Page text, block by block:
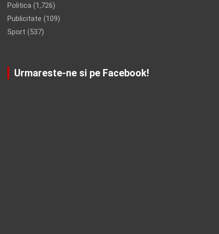
Politica (1,726)
Publicitate (109)
Sport (537)
Urmareste-ne si pe Facebook!